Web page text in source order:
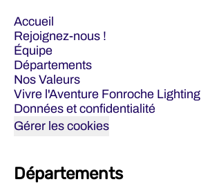
Accueil
Rejoignez-nous !
Équipe
Départements
Nos Valeurs
Vivre l'Aventure Fonroche Lighting
Données et confidentialité
Gérer les cookies
Départements